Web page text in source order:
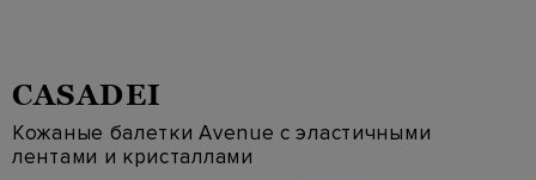
CASADEI
Кожаные балетки Avenue с эластичными
лентами и кристаллами